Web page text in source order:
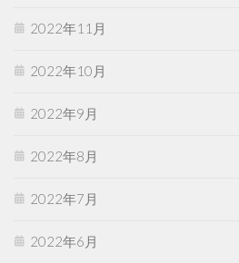
2022年11月
2022年10月
2022年9月
2022年8月
2022年7月
2022年6月